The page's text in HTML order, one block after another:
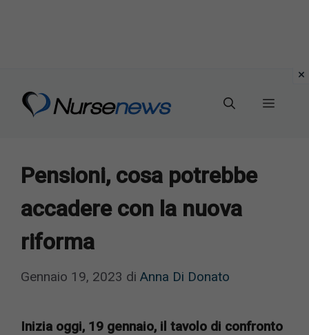
Menu
Pensioni, cosa potrebbe
accadere con la nuova
riforma
Gennaio 19, 2023 di Anna Di Donato
Inizia oggi, 19 gennaio, il tavolo di confronto